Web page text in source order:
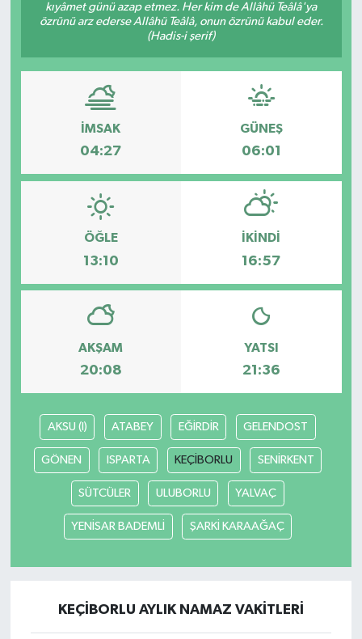
kıyâmet günü azap etmez. Her kim de Allâhü Teâlâ'ya
özrünü arz ederse Allâhü Teâlâ, onun özrünü kabul eder.
(Hadis-i şerif)
İMSAK
04:27
GÜNEŞ
06:01
ÖĞLE
13:10
İKINDI
16:57
AKŞAM
20:08
YATSI
21:36
AKSU (I) ATABEY EĞİRDİR GELENDOST
GÖNEN ISPARTA KEÇİBORLU SENİRKENT
SÜTCÜLER ULUBORLU YALVAÇ
YENİSAR BADEMLİ ŞARKİ KARAAĞAÇ
KEÇİBORLU AYLIK NAMAZ VAKITLERI
Dünya
Ekonomi
Gündem
Hisarcık
İlçeler
Köşe Yazıları
Kültür Sanat
Kütahya
Otomobil